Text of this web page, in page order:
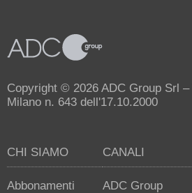
Copyright © 2026 ADC Group Srl
Milano n. 643 dell'17.10.2000
CHI SIAMO
Abbonamenti
CANALI
ADC Group